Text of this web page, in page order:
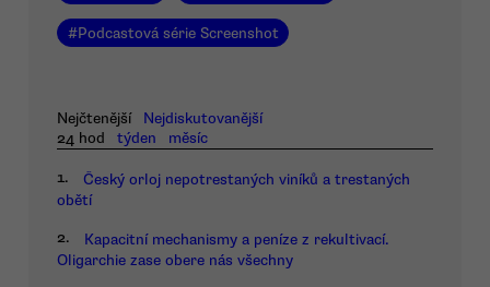
#Podcastová série Screenshot
Nejčtenější
Nejdiskutovanější
24 hod
týden měsíc
1.
Český orloj nepotrestaných viníků a trestaných
obětí
2.
Kapacitní mechanismy a peníze z rekultivací.
Oligarchie zase obere nás všechny